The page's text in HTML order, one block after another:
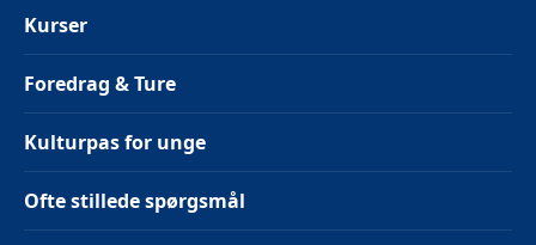
Kurser
Foredrag & Ture
Kulturpas for unge
Ofte stillede spørgsmål